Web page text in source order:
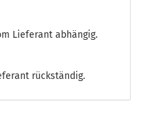
Lieferant abhängig.
rückständig.